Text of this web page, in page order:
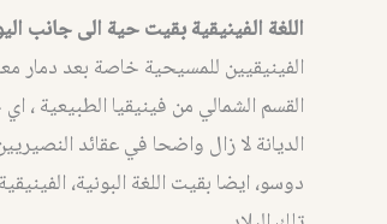
اللغة الفينيقية بقيت حية الى جانب
الفينيقيين للمسيحية خاصة بعد دمار
القسم الشمالي من فينيقيا الطبيعية ،
الديانة لا زال واضحا في عقائد
دوسو، ايضا بقيت اللغة البونية،